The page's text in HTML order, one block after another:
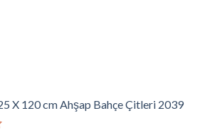
X 120 cm Ahşap Bahçe Çitleri 2039